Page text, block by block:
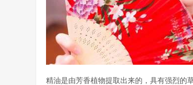
精油是由芳香植物提取出来的，具有强烈的